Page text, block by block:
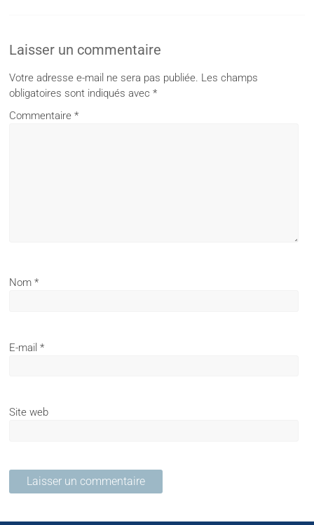
Laisser un commentaire
Votre adresse e-mail ne sera pas publiée. Les champs
obligatoires sont indiqués avec*
Commentaire*
Nom*
E-mail*
Site web